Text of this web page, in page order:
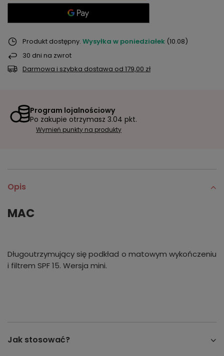
Produkt dostępny Wysyłka w poniedziałek (10.08)
30 dni na zwrot
Darmowa i szybka dostawa od 179,00 zł
Program lojalnościowy
Po zakupie otrzymasz 3.04 pkt.
Wymień punkty na produkty
Opis
MAC
Długoutrzymujący się podkład o matowym wykończeniu
i filtrem SPF 15. Wersja mini.
Jak stosować?